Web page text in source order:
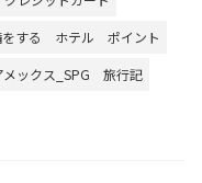
する ホテル
ポイント
ックス_SPG
旅行記